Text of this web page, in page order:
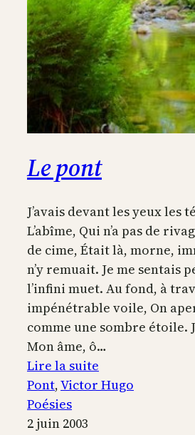
Le pont
J’avais devant les yeux les
L’abîme, Qui n’a pas de
de cime, Était là, morne,
n’y remuait. Je me sentais
l’infini muet. Au fond, à
impénétrable voile, On
comme une sombre étoile.
Mon âme, ô…
Lire la suite
Le
Pont, Victor Hugo
Poésies
2 juin 2003